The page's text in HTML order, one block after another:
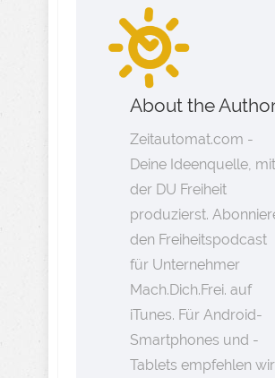
About the
Zeitautomat.com -
Deine Ideenquelle, mit
der DU Freiheit
produzierst.
den Freiheitspodcast
für Unternehmer
Mach.Dich.Frei. auf
iTunes. Für Android-
Smartphones und -
Tablets empfehlen wir